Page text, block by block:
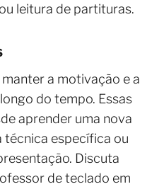
leitura de partituras.
a motivação e a
do tempo. Essas
aprender uma nova
técnica específica ou
Discuta
de teclado em